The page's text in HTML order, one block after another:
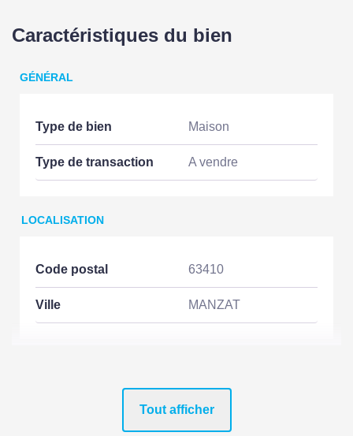
Caractéristiques du bien
GÉNÉRAL
Type de bien Maison
Type de transaction A vendre
LOCALISATION
Code postal 63410
Ville MANZAT
446500 EUR
Tout afficher